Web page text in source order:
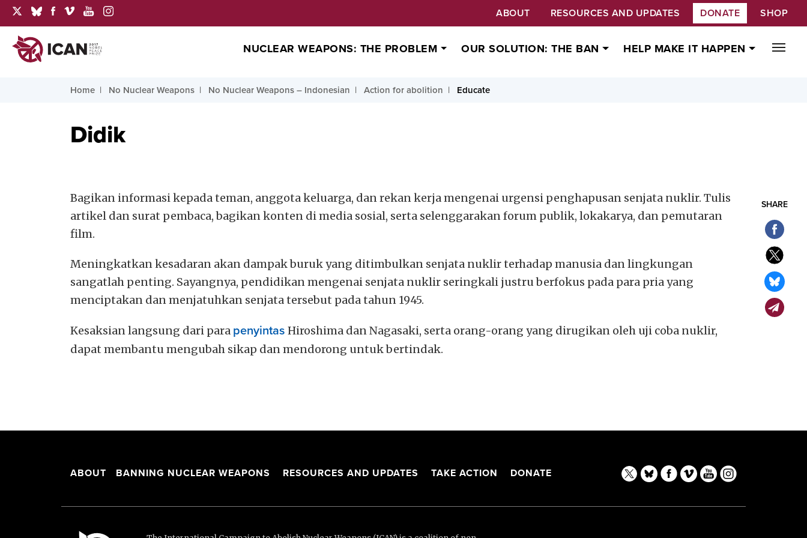
ABOUT RESOURCES AND UPDATES DONATE SHOP
NUCLEAR WEAPONS: THE PROBLEM OUR SOLUTION: THE BAN HELP MAKE IT HAPPEN
Home No Nuclear Weapons No Nuclear Weapons – Indonesian Action for abolition Educate
SHARE
Didik
Bagikan informasi kepada teman, anggota keluarga, dan rekan kerja mengenai urgensi penghapusan senjata nuklir. Tulis
artikel dan surat pembaca, bagikan konten di media sosial, serta selenggarakan forum publik, lokakarya, dan pemutaran
film.
Meningkatkan kesadaran akan dampak buruk yang ditimbulkan senjata nuklir terhadap manusia dan lingkungan
sangatlah penting. Sayangnya, pendidikan mengenai senjata nuklir seringkali justru berfokus pada para pria yang
menciptakan dan menjatuhkan senjata tersebut pada tahun 1945.
Kesaksian langsung dari para penyintas Hiroshima dan Nagasaki, serta orang-orang yang dirugikan oleh uji coba nuklir,
dapat membantu mengubah sikap dan mendorong untuk bertindak.
ABOUT BANNING NUCLEAR WEAPONS RESOURCES AND UPDATES TAKE ACTION DONATE